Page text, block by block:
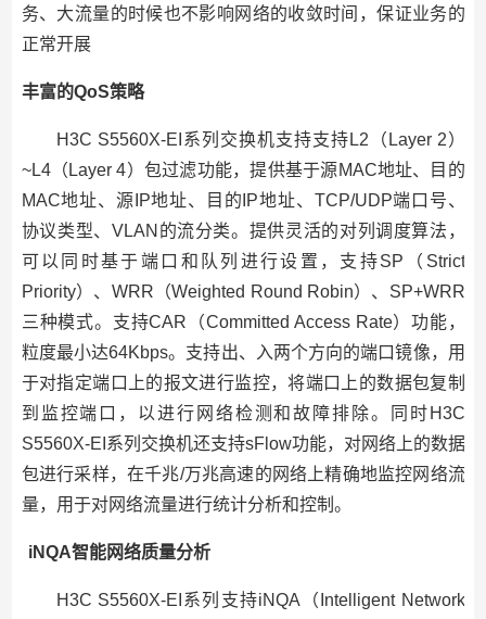
务、大流量的时候也不影响网络的收敛时间，保证业务的
正常开展
丰富的QoS策略
H3C S5560X-EI系列交换机支持支持L2（Layer 2）
~L4（Layer 4）包过滤功能，提供基于源MAC地址、目的
MAC地址、源IP地址、目的IP地址、TCP/UDP端口号、
协议类型、VLAN的流分类。提供灵活的对列调度算法，
可以同时基于端口和队列进行设置，支持SP（Strict
Priority）、WRR（Weighted Round Robin）、SP+WRR
三种模式。支持CAR（Committed Access Rate）功能，
粒度最小达64Kbps。支持出、入两个方向的端口镜像，用
于对指定端口上的报文进行监控，将端口上的数据包复制
到监控端口，以进行网络检测和故障排除。同时H3C
S5560X-EI系列交换机还支持sFlow功能，对网络上的数据
包进行采样，在千兆/万兆高速的网络上精确地监控网络流
量，用于对网络流量进行统计分析和控制。
iNQA智能网络质量分析
H3C S5560X-EI系列支持iNQA（Intelligent Network